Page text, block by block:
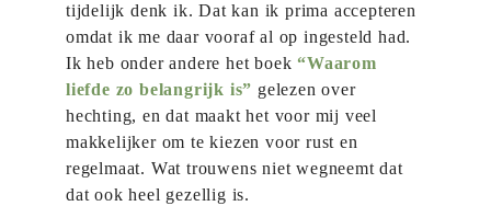
tijdelijk denk ik. Dat kan ik prima accepteren
omdat ik me daar vooraf al op ingesteld had.
Ik heb onder andere het boek“Waarom
liefde zo belangrijk is” gelezen over
hechting, en dat maakt het voor mij veel
makkelijker om te kiezen voor rust en
regelmaat. Wat trouwens niet wegneemt dat
dat ook heel gezellig is.